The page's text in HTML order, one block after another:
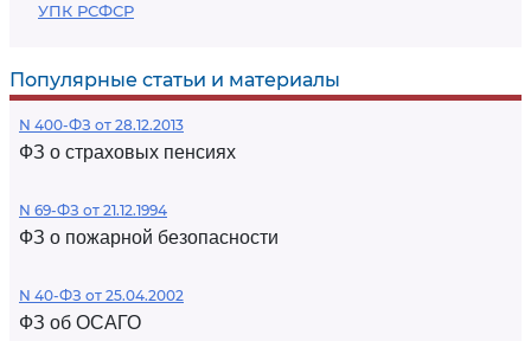
УПК РСФСР
Популярные статьи и материалы
N 400-ФЗ от 28.12.2013
ФЗ о страховых пенсиях
N 69-ФЗ от 21.12.1994
ФЗ о пожарной безопасности
N 40-ФЗ от 25.04.2002
ФЗ об ОСАГО